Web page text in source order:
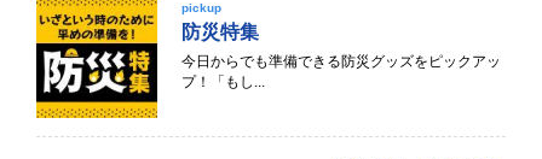
pickup
防災特集
今日からでも準備できる防災グッズをピックアッ
プ！「もし...